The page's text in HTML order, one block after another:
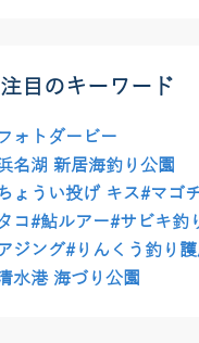
注目のキーワード
ォトダービー
名湖 新居海釣り公園
ょうい投げ キス#マゴ
コ#鮎ルアー#サビキ釣
ジング#りんくう釣り
水港 海づり公園